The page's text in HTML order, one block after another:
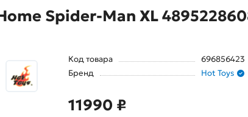
Spider-Man XL
Код товара
696856423
Бренд
Hot Toys
11990 ₽